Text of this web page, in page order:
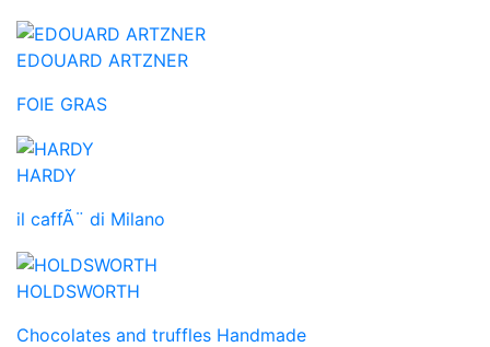
EDOUARD ARTZNER
FOIE GRAS
HARDY
il caffÃ¨ di Milano
HOLDSWORTH
Chocolates and truffles Handmade